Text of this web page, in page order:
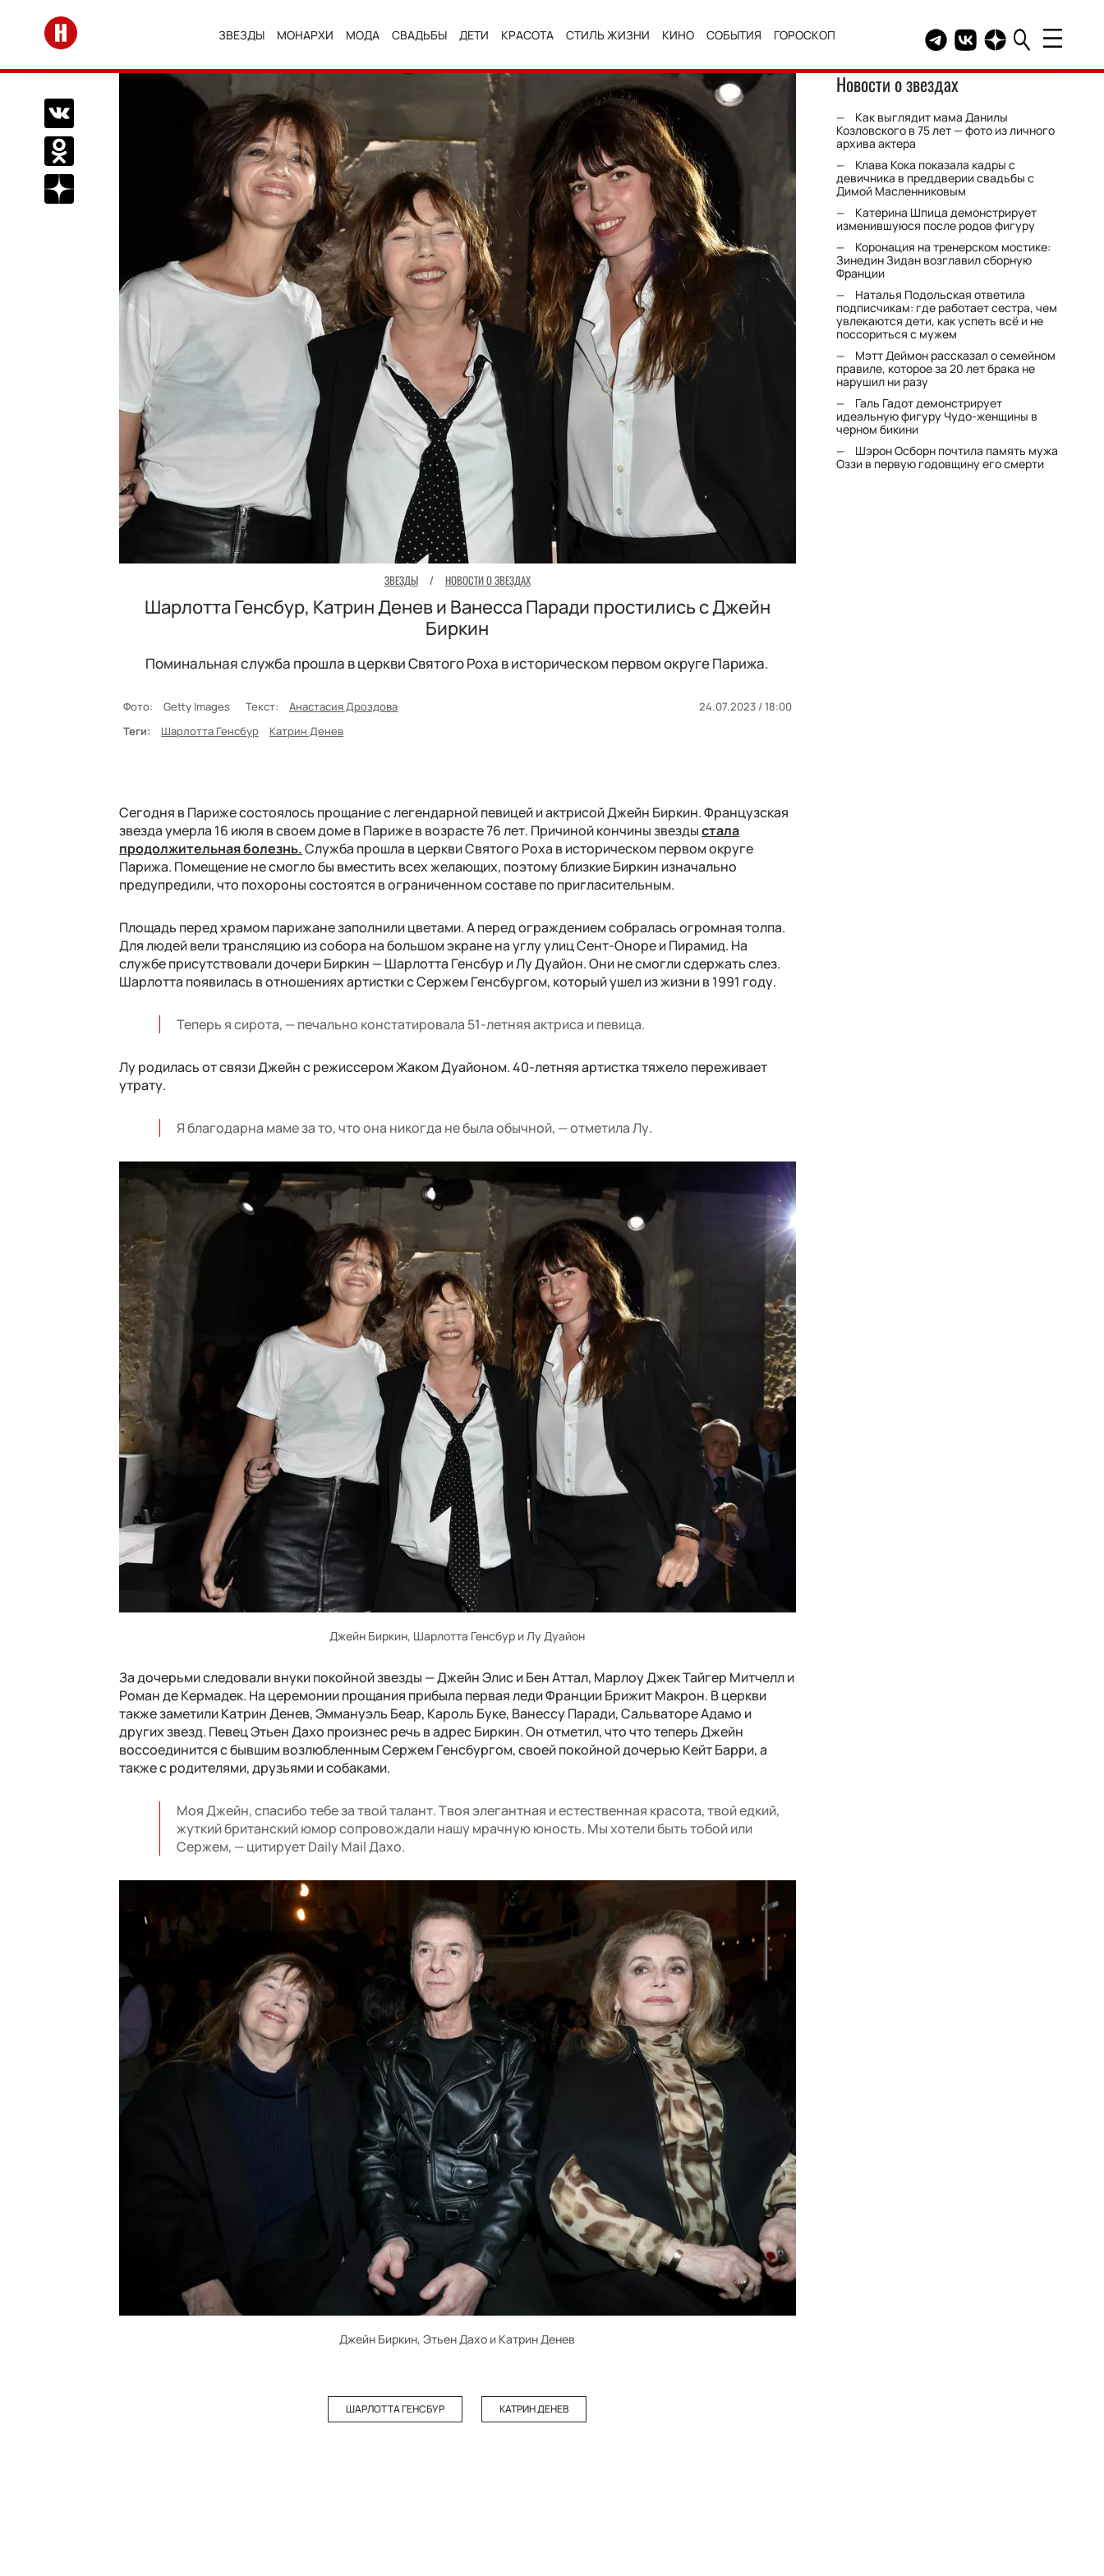
Перейти на главную
ЗВЕЗДЫ МОНАРХИ МОДА СВАДЬБЫ ДЕТИ КРАСОТА СТИЛЬ ЖИЗНИ КИНО СОБЫТИЯ ГОРОСКОП Telegram канал HELLO
Группа HELLO
Канал HELLO в
Поделиться Вконтакте
Поделиться в Одноклассниках
Подписаться на нас в Дзен
ЗВЕЗДЫ / НОВОСТИ О ЗВЕЗДАХ
Шарлотта Генсбур, Катрин Денев и Ванесса Паради простились с Джейн
Биркин
Поминальная служба прошла в церкви Святого Роха в историческом первом округе Парижа.
Фото: Getty Images Текст: Анастасия Дроздова
24.07.2023 / 18:00
Теги:
Шарлотта Генсбур Катрин Денев
Сегодня в Париже состоялось прощание с легендарной певицей и актрисой Джейн Биркин. Французская
звезда умерла 16 июля в своем доме в Париже в возрасте 76 лет. Причиной кончины звездыстала
продолжительная болезнь.Служба прошла в церкви Святого Роха в историческом первом округе
Парижа. Помещение не смогло бы вместить всех желающих, поэтому близкие Биркин изначально
предупредили, что похороны состоятся в ограниченном составе по пригласительным.
Площадь перед храмом парижане заполнили цветами. А перед ограждением собралась огромная толпа.
Для людей вели трансляцию из собора на большом экране на углу улиц Сент-Оноре и Пирамид. На
службе присутствовали дочери Биркин — Шарлотта Генсбур и Лу Дуайон. Они не смогли сдержать слез.
Шарлотта появилась в отношениях артистки с Сержем Генсбургом, который ушел из жизни в 1991 году.
Теперь я сирота, — печально констатировала 51-летняя актриса и певица.
Лу родилась от связи Джейн с режиссером Жаком Дуайоном. 40-летняя артистка тяжело переживает
утрату.
Я благодарна маме за то, что она никогда не была обычной, — отметила Лу.
Джейн Биркин, Шарлотта Генсбур и Лу Дуайон
За дочерьми следовали внуки покойной звезды — Джейн Элис и Бен Аттал, Марлоу Джек Тайгер Митчелл и
Роман де Кермадек. На церемонии прощания прибыла первая леди Франции Брижит Макрон. В церкви
также заметили Катрин Денев, Эммануэль Беар, Кароль Буке, Ванессу Паради, Сальваторе Адамо и
других звезд. Певец Этьен Дахо произнес речь в адрес Биркин. Он отметил, что что теперь Джейн
воссоединится с бывшим возлюбленным Сержем Генсбургом, своей покойной дочерью Кейт Барри, а
также с родителями, друзьями и собаками.
Моя Джейн, спасибо тебе за твой талант. Твоя элегантная и естественная красота, твой едкий,
жуткий британский юмор сопровождали нашу мрачную юность. Мы хотели быть тобой или
Сержем, — цитирует Daily Mail Дахо.
Джейн Биркин, Этьен Дахо и Катрин Денев
ШАРЛОТТА ГЕНСБУР КАТРИН ДЕНЕВ
Новости о звездах
Как выглядит мама Данилы
Козловского в 75 лет — фото из личного
архива актера
Клава Кока показала кадры с
девичника в преддверии свадьбы с
Димой Масленниковым
Катерина Шпица демонстрирует
изменившуюся после родов фигуру
Коронация на тренерском мостике:
Зинедин Зидан возглавил сборную
Франции
Наталья Подольская ответила
подписчикам: где работает сестра, чем
увлекаются дети, как успеть всё и не
поссориться с мужем
Мэтт Деймон рассказал о семейном
правиле, которое за 20 лет брака не
нарушил ни разу
Галь Гадот демонстрирует
идеальную фигуру Чудо-женщины в
черном бикини
Шэрон Осборн почтила память мужа
Оззи в первую годовщину его смерти